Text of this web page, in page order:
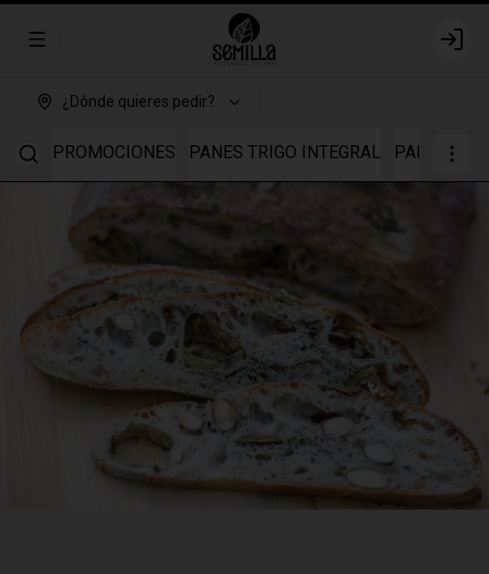
Abrir menu de navegación Login
¿Dónde quieres pedir?
PROMOCIONES PANES TRIGO INTEGRAL PANES